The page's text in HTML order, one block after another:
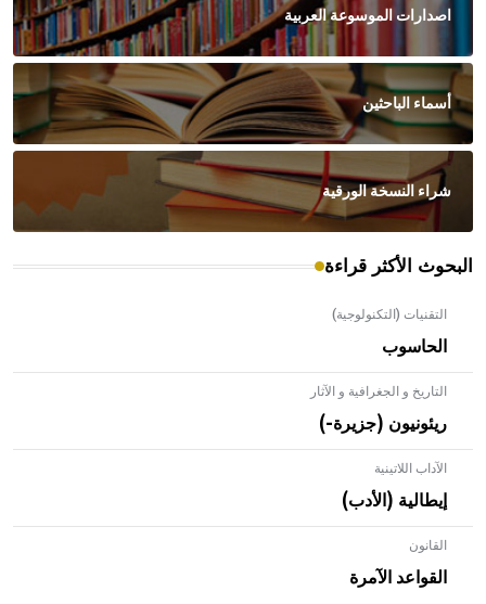
اصدارات الموسوعة العربية
أسماء الباحثين
شراء النسخة الورقية
البحوث الأكثر قراءة
التقنيات (التكنولوجية)
الحاسوب
التاريخ و الجغرافية و الآثار
ريئونيون (جزيرة-)
الآداب اللاتينية
إيطالية (الأدب)
القانون
القواعد الآمرة
- هل تعلم أن الأبلق نوع من الفنون الهندسية التي ارتبطت
بالعمارة الإسلامية في بلاد الشام ومصر خاصة، حيث يحرص
المعمار على بناء مداميكه وخاصة في الواجهات